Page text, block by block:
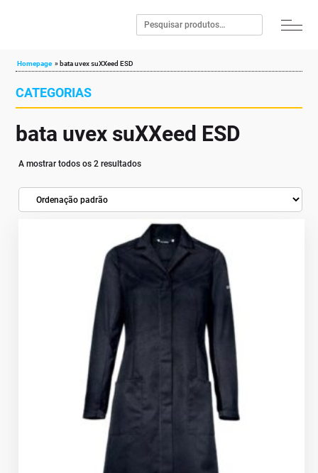
Homepage » bata uvex suXXeed ESD
CATEGORIAS
bata uvex suXXeed ESD
A mostrar todos os 2 resultados